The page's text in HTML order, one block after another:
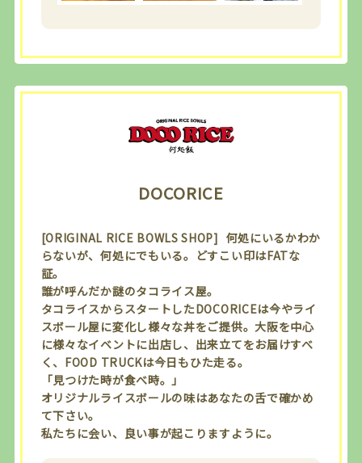
DOCORICE
[ORIGINAL RICE BOWLS SHOP] 何処にいるかわか
らないが、何処にでもいる。どすこい印はFATな
証。
誰が呼んだか謎のタコライス屋。
タコライスからスタートしたDOCORICEは今やライ
スボール屋に変化し様々な丼をご提供。大阪を中心
に様々なイベントに出店し、出来立てをお届けすべ
く、FOOD TRUCKは今日もひた走る。
「見つけた時が食べ時。」
オリジナルライスボールの味はあなたの舌で確かめ
て下さい。
私たちに会い、良い事が起こりますように。